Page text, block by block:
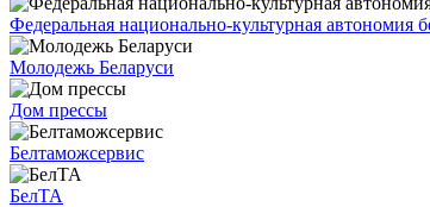
Федеральная национально-культурная автономия
Молодежь Беларуси
Дом прессы
Белтаможсервис
БелТА